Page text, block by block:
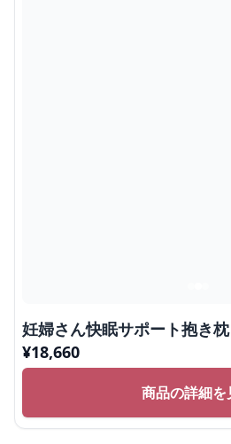
妊婦さん快眠サポート抱き枕
¥18,660
商品の詳細を